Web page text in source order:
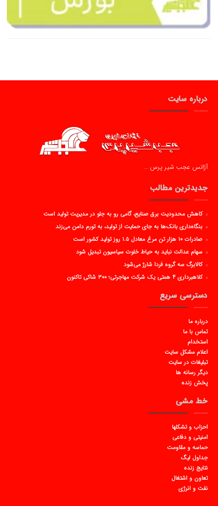
درباره سایت
آژانس عجب شیر پرس …
جدیدترین مطالب
کاهش محدودیت برق صنایع، گامی رو به جلو در مدیریت تولید است
بنگاه‌داری بانک‌ها به جای حمایت از تولید، به تورم دامن می‌زند
صادرات ۱۰ هزار تن مرغ معادل ۱.۵ روز تولید کشور است
سهام عدالت نباید به حیاط خلوت سیاسیون تبدیل شود
کالابرگ سه گروه فردا شارژ می‌شود
کلاهبرداری ۴ همتی یک شرکت مهاجرتی؛ ۳۰۰ شاکی تاکنون
دسترسی سریع
درباره ما
تماس با ما
استخدام
اعلام مشکل سایت
تبلیغات در سایت
دیگر رسانه ها
پخش زنده
خط مشی
احزاب و تشکلها
امنیتی و دفاعی
حماسه و مقاومت
جداول لیگ
نتایج زنده
تعاون و اشتغال
نفت و انرژی